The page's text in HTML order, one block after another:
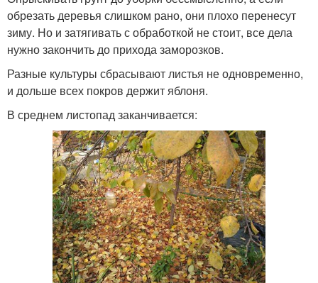
обрезать деревья слишком рано, они плохо перенесут
зиму. Но и затягивать с обработкой не стоит, все дела
нужно закончить до прихода заморозков.
Разные культуры сбрасывают листья не одновременно,
и дольше всех покров держит яблоня.
В среднем листопад заканчивается: